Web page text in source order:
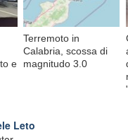
e
Terremoto in
Calabria, scossa di
magnitudo 3.0
Leto